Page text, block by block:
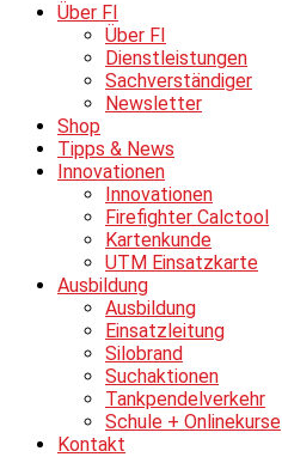
Über FI
Über FI
Dienstleistungen
Sachverständiger
Newsletter
Shop
Tipps & News
Innovationen
Innovationen
Firefighter Calctool
Kartenkunde
UTM Einsatzkarte
Ausbildung
Ausbildung
Einsatzleitung
Silobrand
Suchaktionen
Tankpendelverkehr
Schule + Onlinekurse
Kontakt